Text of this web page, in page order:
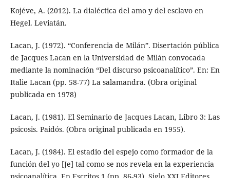
Kojéve, A. (2012). La dialéctica del amo y del esclavo en
Hegel. Leviatán.
Lacan, J. (1972). “Conferencia de Milán”. Disertación pública
de Jacques Lacan en la Universidad de Milán convocada
mediante la nominación “Del discurso psicoanalítico”. En: En
Italie Lacan (pp. 58-77) La salamandra. (Obra original
publicada en 1978)
Lacan, J. (1981). El Seminario de Jacques Lacan, Libro 3: Las
psicosis. Paidós. (Obra original publicada en 1955).
Lacan, J. (1984). El estadio del espejo como formador de la
función del yo [Je] tal como se nos revela en la experiencia